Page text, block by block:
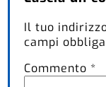
Il tuo
campi
Commento *